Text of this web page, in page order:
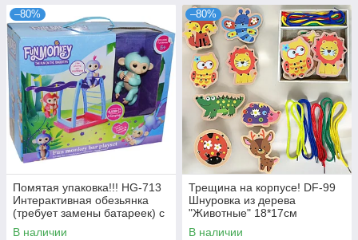
–80%
Помятая упаковка!!! HG-713
Интерактивная обезьянка
(требует замены батареек) с
площадкой для игры 24*31
В наличии
–80%
Трещина на корпусе! DF-99
Шнуровка из дерева
"Животные" 18*17см
В наличии